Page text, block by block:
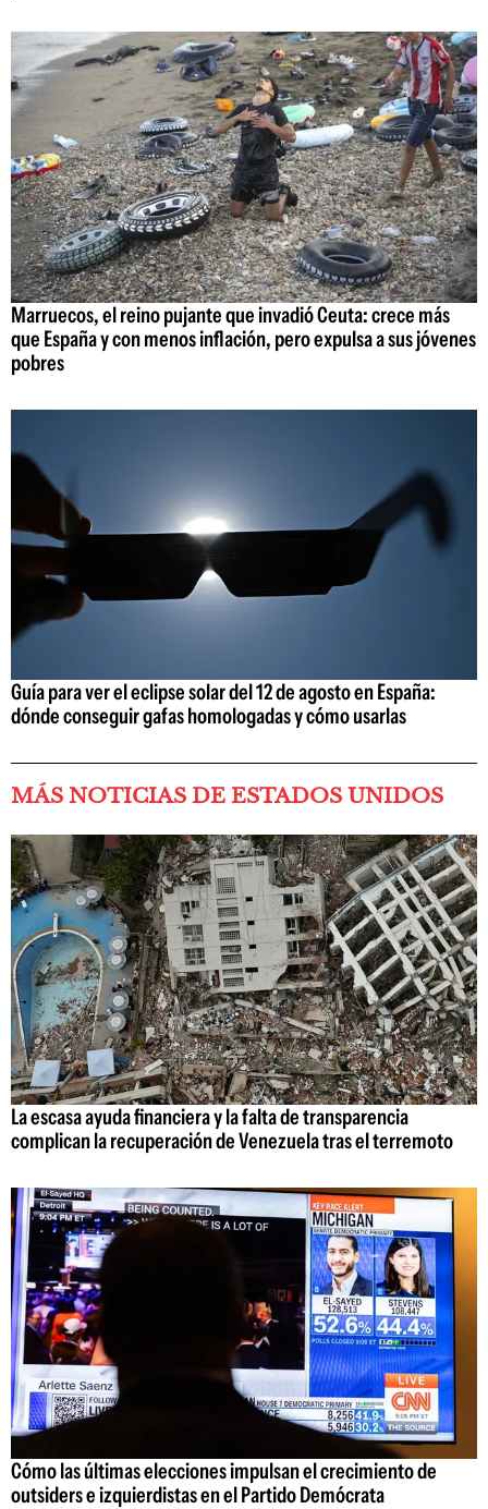
Marruecos, el reino pujante que invadió Ceuta: crece más
que España y con menos inflación, pero expulsa a sus jóvenes
pobres
Guía para ver el eclipse solar del 12 de agosto en España:
dónde conseguir gafas homologadas y cómo usarlas
MÁS NOTICIAS DE ESTADOS UNIDOS
La escasa ayuda financiera y la falta de transparencia
complican la recuperación de Venezuela tras el terremoto
Cómo las últimas elecciones impulsan el crecimiento de
outsiders e izquierdistas en el Partido Demócrata